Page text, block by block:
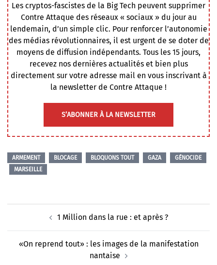
Les cryptos-fascistes de la Big Tech peuvent supprimer
Contre Attaque des réseaux « sociaux » du jour au
lendemain, d’un simple clic. Pour renforcer l’autonomie
des médias révolutionnaires, il est urgent de se doter de
moyens de diffusion indépendants. Tous les 15 jours,
recevez nos dernières actualités et bien plus
directement sur votre adresse mail en vous inscrivant à
la newsletter de Contre Attaque !
S’ABONNER À LA NEWSLETTER
ARMEMENT BLOCAGE BLOQUONS TOUT GAZA
GÉNOCIDE
MARSEILLE
⁨1 Million dans la rue : et après ?
«On reprend tout» : les images de la manifestation
nantaise